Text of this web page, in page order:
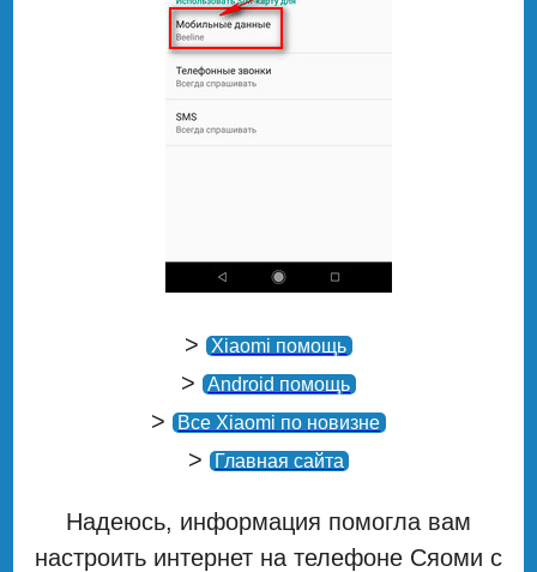
> Xiaomi помощь
> Android помощь
> Все Xiaomi по новизне
> Главная сайта
Надеюсь, информация помогла вам
настроить интернет на телефоне Сяоми с